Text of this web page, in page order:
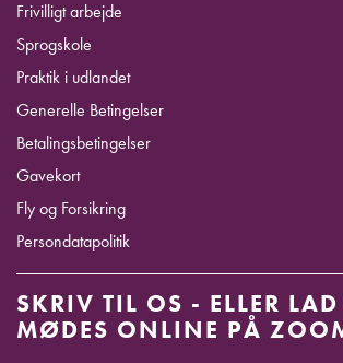
Frivilligt arbejde
Sprogskole
Praktik i udlandet
Generelle Betingelser
Betalingsbetingelser
Gavekort
Fly og Forsikring
Persondatapolitik
SKRIV TIL OS - ELLER
MØDES ONLINE PÅ